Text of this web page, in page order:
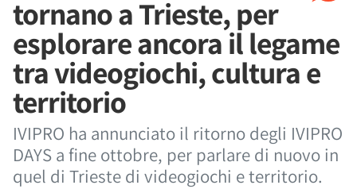
tornano a Trieste, per
esplorare ancora il legame
tra videogiochi, cultura e
territorio
IVIPRO ha annunciato il ritorno degli IVIPRO
DAYS a fine ottobre, per parlare di nuovo in
quel di Trieste di videogiochi e territorio.